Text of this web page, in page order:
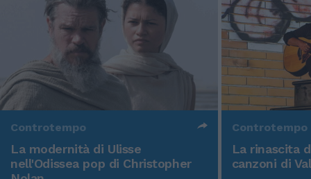
Controtempo
La modernità di Ulisse
nell'Odissea pop di Christopher
Controtempo
La rinascita
canzoni di